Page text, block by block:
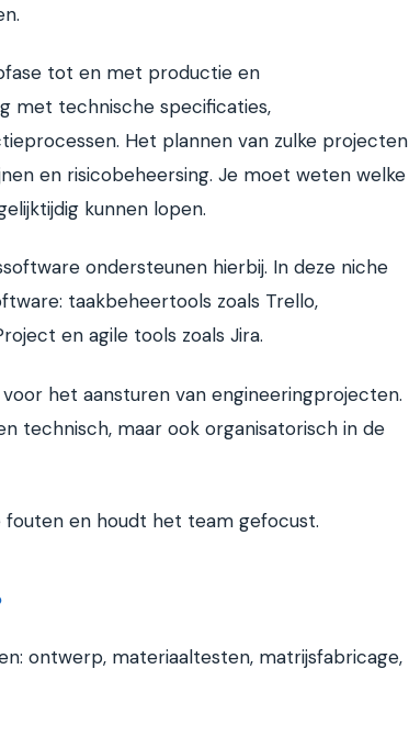
tot en met productie en
met technische specificaties,
Het plannen van zulke projecten
en risicobeheersing. Je moet weten welke
kunnen lopen.
ondersteunen hierbij. In deze niche
taakbeheertools zoals Trello,
en agile tools zoals Jira.
het aansturen van engineeringprojecten.
technisch, maar ook organisatorisch in de
en houdt het team gefocust.
ontwerp, materiaaltesten, matrijsfabricage,